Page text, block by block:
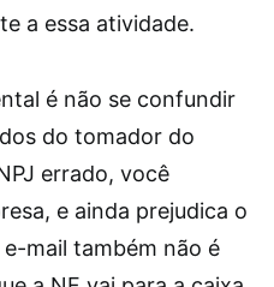
a essa atividade.
é não se confundir
do tomador do
errado, você
e ainda prejudica o
mail também não é